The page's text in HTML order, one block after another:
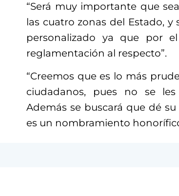
“Será muy importante que
las cuatro zonas del Estado,
personalizado ya que por
reglamentación al respecto”.
“Creemos que es lo más
ciudadanos, pues no se
Además se buscará que dé
es un nombramiento